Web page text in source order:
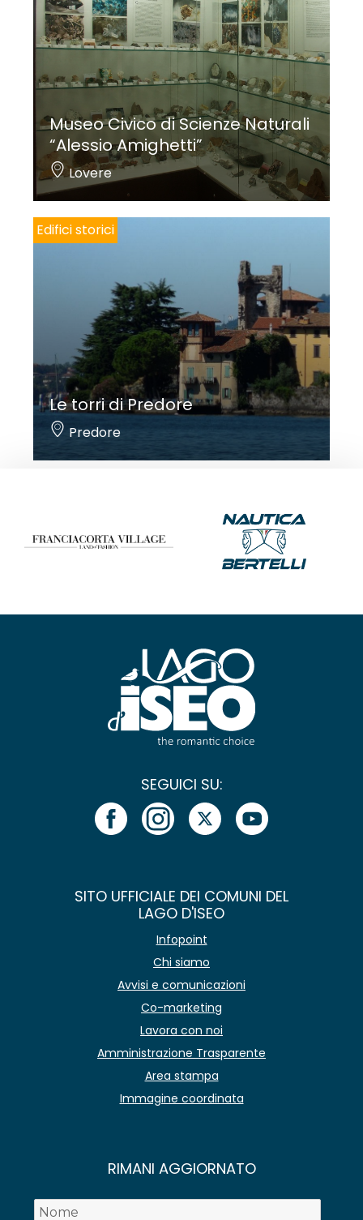
Museo Civico di Scienze Naturali
“Alessio Amighetti”
Lovere
Edifici storici
Le torri di Predore
Predore
SEGUICI SU:
SITO UFFICIALE DEI COMUNI DEL
LAGO D'ISEO
Infopoint
Chi siamo
Avvisi e comunicazioni
Co-marketing
Lavora con noi
Amministrazione Trasparente
Area stampa
Immagine coordinata
RIMANI AGGIORNATO